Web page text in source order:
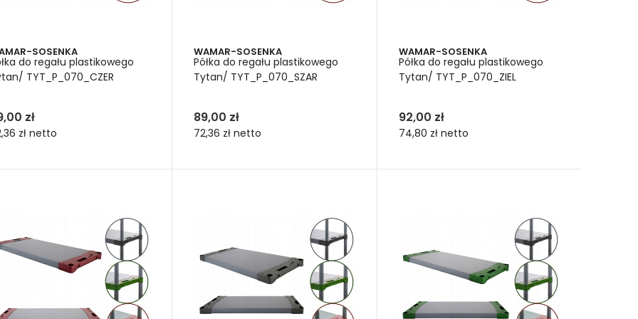
półki regału z dwoma wzmocnieniami (półki z HDF) – udźwig maksymalny 275 kg
magazynowe do dużych obciążeń sprawdzają się tam, gdzie wymagana jest odporność na ciężary wielokrotnie
i zdejmowanych przedmiotów. Półki do regałów metalowych mogą być montowane w układach wysokich-
z oferowanych przez nas serii, może być rozbudowany o dodatkowe półki. W dowolnym momencie. Wtedy,
trzeba zwiększyć jego funkcjonalność. Stworzyć układ odpowiadający aktualnym potrzebom.
regały Jupiter do łazienki i biura
plastikowy Jupiter znakomicie sprawdza się jako półka łazienkowa. Jako regał łazienkowy jest:
na wilgoć,
w utrzymaniu czystości
ponieważ półki łazienkowego regału, wyposażone są na bokach w organizery. Służą one do
SOSENKA
do regału plastikowego
TYT_P_070_CZER
zł
zł netto
WAMAR-SOSENKA
Półka do regału plastikowego
Tytan/ TYT_P_070_SZAR
89,00 zł
72,36 złnetto
WAMAR-SOSENKA
Półka do regału plastikowego
Tytan/ TYT_P_070_ZIEL
92,00 zł
74,80 zł netto